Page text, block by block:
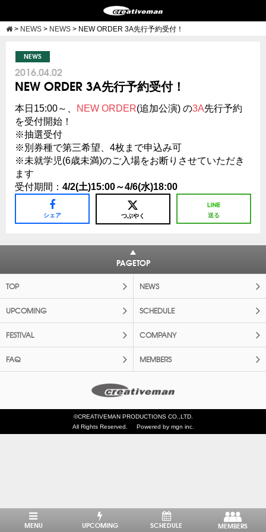
> NEWS > NEWS > NEW ORDER 3A先行予約受付！
NEWS
2016.04.02
NEW ORDER 3A先行予約受付！
本日15:00～、 NEW ORDER(追加公演) の3A先行予約
を受付開始！
※抽選受付
※別券種で第三希望、4枚まで申込み可
※未就学児(6歳未満)のご入場をお断りさせていただき
ます
受付期間： 4/2(土)15:00～4/6(水)18:00
シェア つぶやく 送る
PAGETOP
TOP NEWS
UPCOMING SCHEDULE
FESTIVAL COMPANY
FAQ MEMBERS
©CREATIVEMAN PRODUCTIONS CO.,LTD.
All Rights Reserved.
Powered by mgn inc.
MENU UPCOMING SCHEDULE MEMBERS